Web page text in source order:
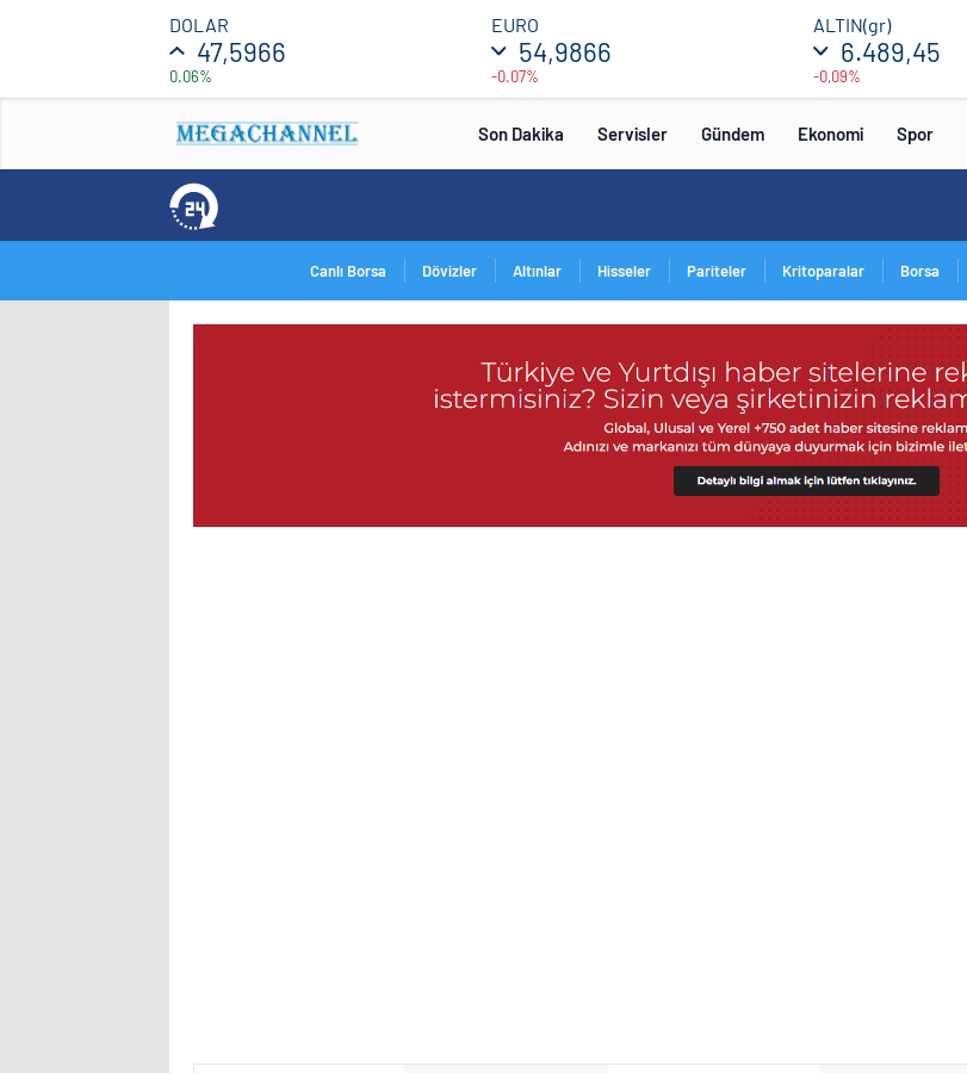
DOLAR
47,5966
0.06%
EURO
54,9866
-0.07%
ALTIN(gr)
6.489,45
-0,09%
Son Dakika Servisler Gündem Ekonomi Spor
Canlı Borsa Dövizler Altınlar Hisseler Pariteler Kritoparalar Borsa